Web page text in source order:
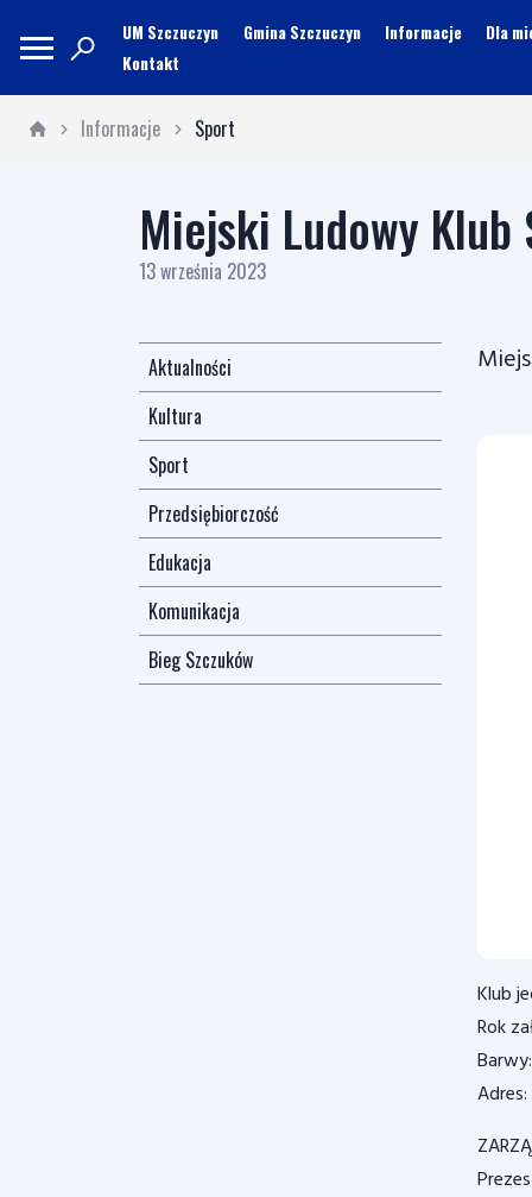
UM Szczuczyn Gmina Szczuczyn Informacje
Dla
Kontakt
Informacje Sport
Miejski Ludowy Klub
13 września 2023
Aktualności
Kultura
Sport
Przedsiębiorczość
Edukacja
Komunikacja
Bieg Szczuków
Klub
Rok